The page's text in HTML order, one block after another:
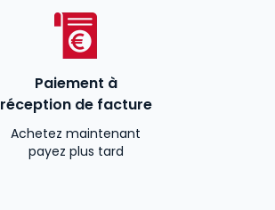
Paiement à
réception de facture
Achetez maintenant
payez plus tard